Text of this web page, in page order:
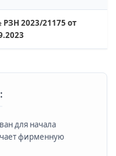
2023/21175 от
для начала
фирменную